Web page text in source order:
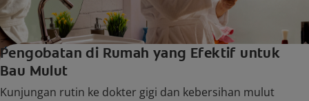
Pengobatan di Rumah yang Efektif untuk
Bau Mulut
Kunjungan rutin ke dokter gigi dan kebersihan mulut